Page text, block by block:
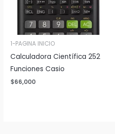
1-PAGINA INICIO
Calculadora Científica 252
Funciones Casio
$66,000